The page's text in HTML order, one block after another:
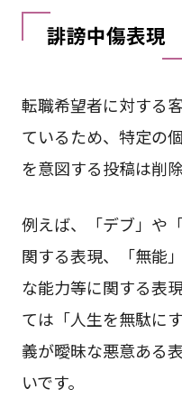
誹謗中傷表現
転職希望者に対する
ているため、特定の
を意図する投稿は削
例えば、「デブ」や
関する表現、「無能
な能力等に関する表
ては「人生を無駄に
義が曖昧な悪意ある
いです。